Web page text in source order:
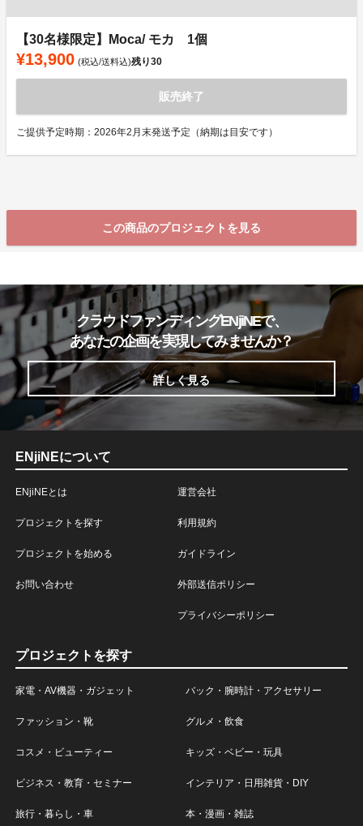
【30名様限定】Moca/ モカ 1個
¥13,900 (税込/送料込)残り30
販売終了
ご提供予定時期：2026年2月末発送予定（納期は目安です）
この商品のプロジェクトを見る
クラウドファンディングENjiNEで、
あなたの企画を実現してみませんか？
詳しく見る
ENjiNEについて
ENjiNEとは
プロジェクトを探す
プロジェクトを始める
お問い合わせ
運営会社
利用規約
ガイドライン
外部送信ポリシー
プライバシーポリシー
プロジェクトを探す
家電・AV機器・ガジェット バック・腕時計・アクセサリー
ファッション・靴 グルメ・飲食
コスメ・ビューティー キッズ・ベビー・玩具
ビジネス・教育・セミナー インテリア・日用雑貨・DIY
旅行・暮らし・車 本・漫画・雑誌